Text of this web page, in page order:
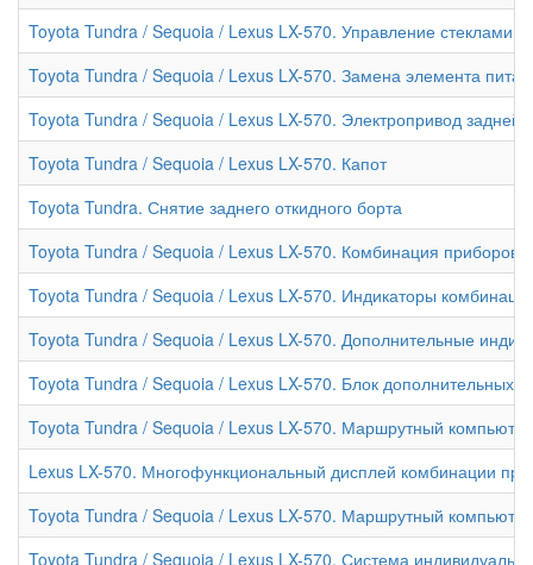
Toyota Tundra / Sequoia / Lexus LX-570. Управление стеклами
Toyota Tundra / Sequoia / Lexus LX-570. Замена элемента
Toyota Tundra / Sequoia / Lexus LX-570. Электропривод
Toyota Tundra / Sequoia / Lexus LX-570. Капот
Toyota Tundra. Снятие заднего откидного борта
Toyota Tundra / Sequoia / Lexus LX-570. Комбинация приборов
Toyota Tundra / Sequoia / Lexus LX-570. Индикаторы
Toyota Tundra / Sequoia / Lexus LX-570. Дополнительные
Toyota Tundra / Sequoia / Lexus LX-570. Блок дополнительных
Toyota Tundra / Sequoia / Lexus LX-570. Маршрутный компьютер
Lexus LX-570. Многофункциональный дисплей комбинации
Toyota Tundra / Sequoia / Lexus LX-570. Маршрутный компьютер
Toyota Tundra / Sequoia / Lexus LX-570. Система